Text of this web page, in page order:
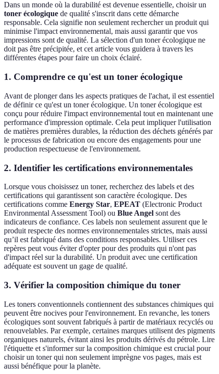
Dans un monde où la durabilité est devenue essentielle, choisir un
toner écologique de qualité s'inscrit dans cette démarche
responsable. Cela signifie non seulement rechercher un produit qui
minimise l'impact environnemental, mais aussi garantir que vos
impressions sont de qualité. La sélection d'un toner écologique ne
doit pas être précipitée, et cet article vous guidera à travers les
différentes étapes pour faire un choix éclairé.
1. Comprendre ce qu'est un toner écologique
Avant de plonger dans les aspects pratiques de l'achat, il est essentiel
de définir ce qu'est un toner écologique. Un toner écologique est
conçu pour réduire l'impact environnemental tout en maintenant une
performance d'impression optimale. Cela peut impliquer l'utilisation
de matières premières durables, la réduction des déchets générés par
le processus de fabrication ou encore des engagements pour une
production respectueuse de l'environnement.
2. Identifier les certifications environnementales
Lorsque vous choisissez un toner, recherchez des labels et des
certifications qui garantissent son caractère écologique. Des
certifications comme Energy Star, EPEAT (Electronic Product
Environmental Assessment Tool) ou Blue Angel sont des
indicateurs de confiance. Ces labels non seulement assurent que le
produit respecte des normes environnementales strictes, mais aussi
qu’il est fabriqué dans des conditions responsables. Utiliser ces
repères peut vous éviter d'opter pour des produits qui n'ont pas
d'impact réel sur la durabilité. Un produit avec une certification
adéquate est souvent un gage de qualité.
3. Vérifier la composition chimique du toner
Les toners conventionnels contiennent des substances chimiques qui
peuvent être nocives pour l'environnement. En revanche, les toners
écologiques sont souvent fabriqués à partir de matériaux recyclés ou
renouvelables. Par exemple, certaines marques utilisent des pigments
organiques naturels, évitant ainsi les produits dérivés du pétrole. Lire
l'étiquette et s'informer sur la composition chimique est crucial pour
choisir un toner qui non seulement imprègne vos pages, mais est
aussi bénéfique pour la planète.